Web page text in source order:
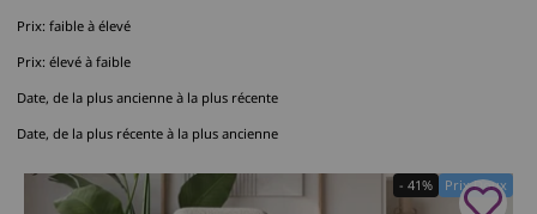
Prix: faible à élevé
Prix: élevé à faible
Date, de la plus ancienne à la plus récente
Date, de la plus récente à la plus ancienne
Prix Doux
- 41%